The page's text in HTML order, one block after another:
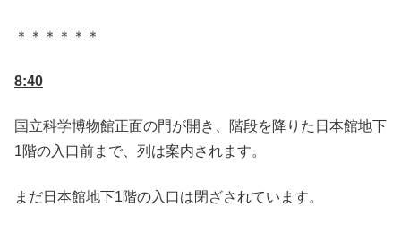
＊＊＊＊＊＊
8:40
国立科学博物館正面の門が開き、階段を降りた日本館地下
1階の入口前まで、列は案内されます。
まだ日本館地下1階の入口は閉ざされています。